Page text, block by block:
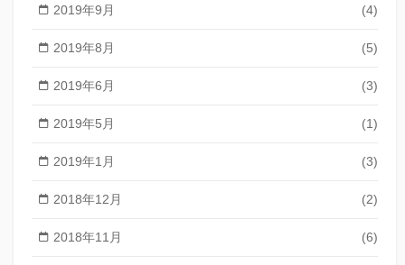
2019年9月 (4)
2019年8月 (5)
2019年6月 (3)
2019年5月 (1)
2019年1月 (3)
2018年12月 (2)
2018年11月 (6)